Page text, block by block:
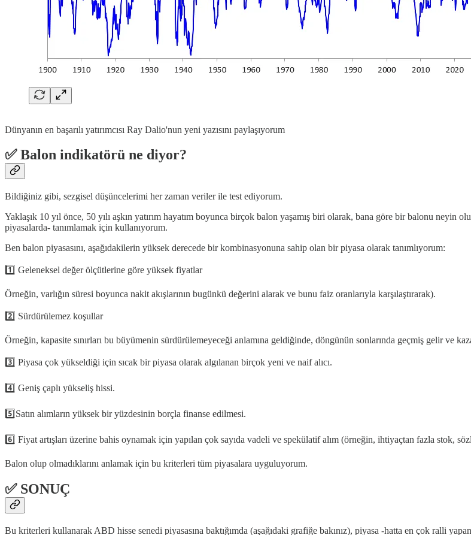
Dünyanın en başarılı yatırımcısı Ray Dalio'nun yeni yazısını paylaşıyorum
✅ Balon indikatörü ne diyor?
Bildiğiniz gibi, sezgisel düşüncelerimi her zaman veriler ile test ediyorum.
Yaklaşık 10 yıl önce, 50 yılı aşkın yatırım hayatım boyunca birçok balon yaşamış biri olarak, bana göre bir balonu neyin
piyasalarda- tanımlamak için kullanıyorum.
Ben balon piyasasını, aşağıdakilerin yüksek derecede bir kombinasyonuna sahip olan bir piyasa olarak tanımlıyorum:
1️⃣ Geleneksel değer ölçütlerine göre yüksek fiyatlar
Örneğin, varlığın süresi boyunca nakit akışlarının bugünkü değerini alarak ve bunu faiz oranlarıyla karşılaştırarak).
2️⃣ Sürdürülemez koşullar
Örneğin, kapasite sınırları bu büyümenin sürdürülemeyeceği anlamına geldiğinde, döngünün sonlarında geçmiş gelir ve
3️⃣ Piyasa çok yükseldiği için sıcak bir piyasa olarak algılanan birçok yeni ve naif alıcı.
4️⃣ Geniş çaplı yükseliş hissi.
5️⃣Satın alımların yüksek bir yüzdesinin borçla finanse edilmesi.
6️⃣ Fiyat artışları üzerine bahis oynamak için yapılan çok sayıda vadeli ve spekülatif alım (örneğin, ihtiyaçtan fazla stok,
Balon olup olmadıklarını anlamak için bu kriterleri tüm piyasalara uyguluyorum.
✅ SONUÇ
Bu kriterleri kullanarak ABD hisse senedi piyasasına baktığımda (aşağıdaki grafiğe bakınız), piyasa -hatta en çok ralli